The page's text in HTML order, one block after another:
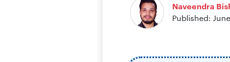
Naveendra
Published: